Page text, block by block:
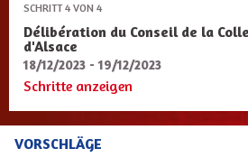
SCHRITT 4 VON 4
Délibération du Conseil de la
d'Alsace
18/12/2023 - 19/12/2023
Schritte anzeigen
VORSCHLÄGE